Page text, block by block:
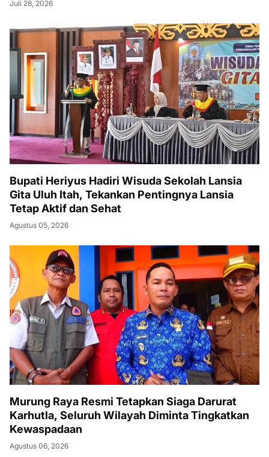
Juli 28, 2026
Bupati Heriyus Hadiri Wisuda Sekolah Lansia
Gita Uluh Itah, Tekankan Pentingnya Lansia
Tetap Aktif dan Sehat
Agustus 05, 2026
Murung Raya Resmi Tetapkan Siaga Darurat
Karhutla, Seluruh Wilayah Diminta Tingkatkan
Kewaspadaan
Agustus 06, 2026